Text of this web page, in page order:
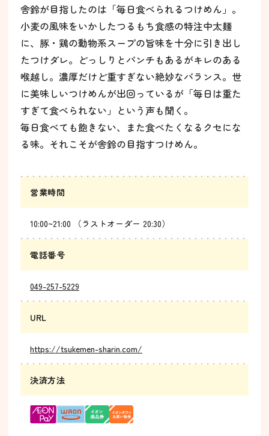
舎鈴が目指したのは「毎日食べられるつけめん」。
小麦の風味をいかしたつるもち食感の特注中太麺
に、豚・鶏の動物系スープの旨味を十分に引き出し
たつけダレ。どっしりとパンチもあるがキレのある
喉越し。濃厚だけど重すぎない絶妙なバランス。世
に美味しいつけめんが出回っているが「毎日は重た
すぎて食べられない」という声も聞く。
毎日食べても飽きない、また食べたくなるクセにな
る味。それこそが舎鈴の目指すつけめん。
営業時間
10:00~21:00 （ラストオーダー 20:30）
電話番号
049-257-5229
URL
https://tsukemen-sharin.com/
決済方法